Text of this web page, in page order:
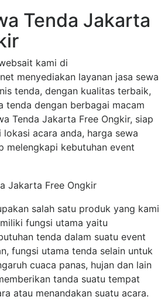
Tenda Jakarta
kami di
menyediakan layanan jasa sewa
tenda, dengan kualitas terbaik,
tenda dengan berbagai macam
Tenda Jakarta Free Ongkir, siap
acara anda, harga sewa
melengkapi kebutuhan event
salah satu produk yang kami
fungsi utama yaitu
tenda dalam suatu event
fungsi utama tenda selain untuk
cuaca panas, hujan dan lain
tanda suatu tempat
atau menandakan suatu acara.